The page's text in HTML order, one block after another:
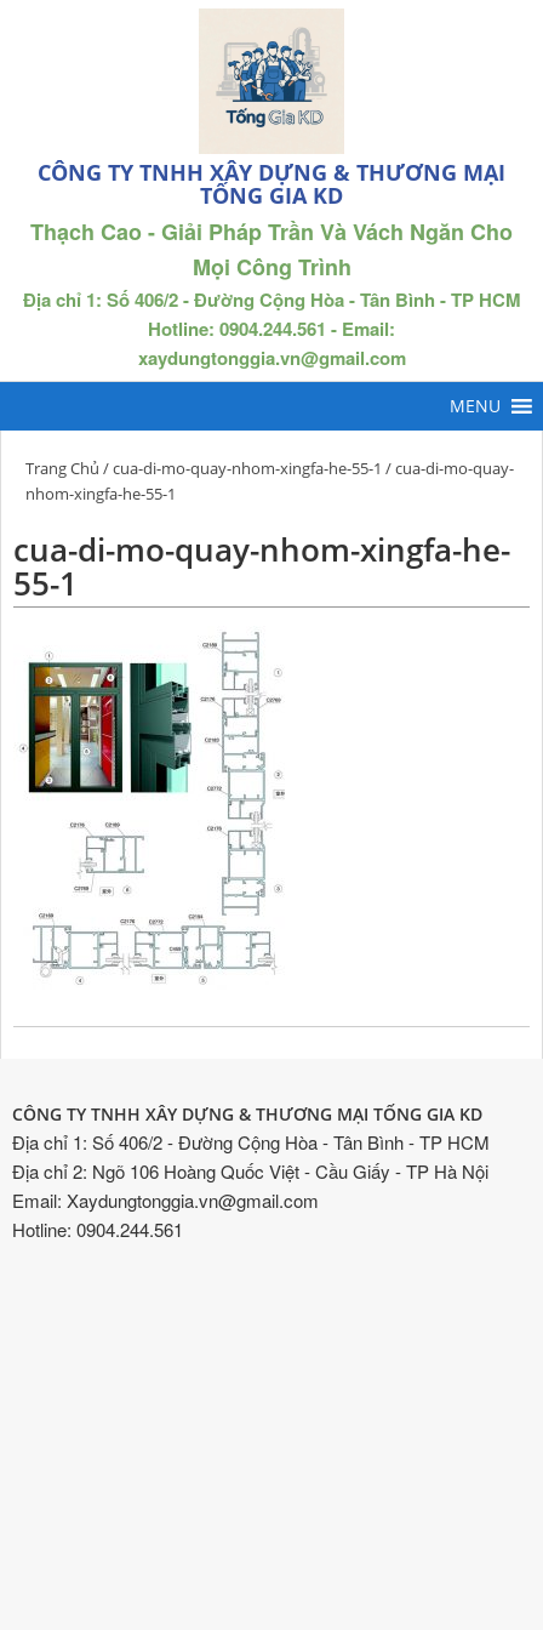
CÔNG TY TNHH XÂY DỰNG & THƯƠNG MẠI
TỐNG GIA KD
Thạch Cao - Giải Pháp Trần Và Vách Ngăn Cho
Mọi Công Trình
Địa chỉ 1: Số 406/2 - Đường Cộng Hòa - Tân Bình - TP HCM
Hotline: 0904.244.561 - Email:
xaydungtonggia.vn@gmail.com
Trang Chủ /cua-di-mo-quay-nhom-xingfa-he-55-1 / cua-di-mo-quay-
nhom-xingfa-he-55-1
cua-di-mo-quay-nhom-xingfa-he-
55-1
CÔNG TY TNHH XÂY DỰNG & THƯƠNG MẠI TỐNG GIA KD
Địa chỉ 1: Số 406/2 - Đường Cộng Hòa - Tân Bình - TP HCM
Địa chỉ 2: Ngõ 106 Hoàng Quốc Việt - Cầu Giấy - TP Hà Nội
Email: Xaydungtonggia.vn@gmail.com
Hotline: 0904.244.561